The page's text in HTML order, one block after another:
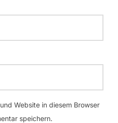
Website in diesem Browser
speichern.